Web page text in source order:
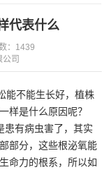
代表什么
：1439
司
能不能生长好，植株
样是什么原因呢？
患有病虫害了，其实
部分，这些根泌氧能
命力的根系，所以如